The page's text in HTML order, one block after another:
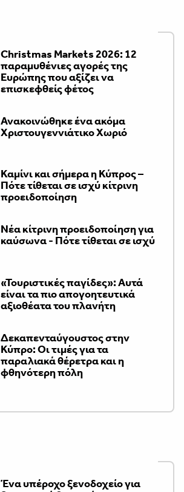
Christmas Markets 2026: 12
παραμυθένιες αγορές της
Ευρώπης που αξίζει να
επισκεφθείς φέτος
Ανακοινώθηκε ένα ακόμα
Χριστουγεννιάτικο Χωριό
Καμίνι και σήμερα η Κύπρος –
Πότε τίθεται σε ισχύ κίτρινη
προειδοποίηση
Νέα κίτρινη προειδοποίηση για
καύσωνα - Πότε τίθεται σε ισχύ
«Τουριστικές παγίδες»: Αυτά
είναι τα πιο απογοητευτικά
αξιοθέατα του πλανήτη
Δεκαπενταύγουστος στην
Κύπρο: Οι τιμές για τα
παραλιακά θέρετρα και η
φθηνότερη πόλη
Ένα υπέροχο ξενοδοχείο για